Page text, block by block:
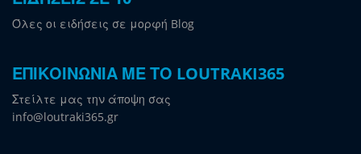
Όλες οι ειδήσεις σε μορφή Blog
ΕΠΙΚΟΙΝΩΝΙΑ ΜΕ ΤΟ LOUTRAKI365
Στείλτε μας την άποψη σας
info@loutraki365.gr